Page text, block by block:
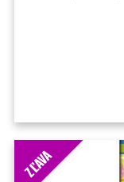
ZĽAVA